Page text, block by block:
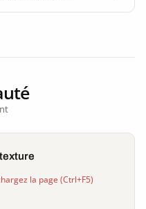
la page (Ctrl+F5)